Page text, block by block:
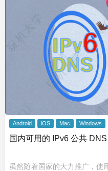
Android iOS Mac Windows
国内可用的 IPv6 公共
虽然随着国家的大力推广，使